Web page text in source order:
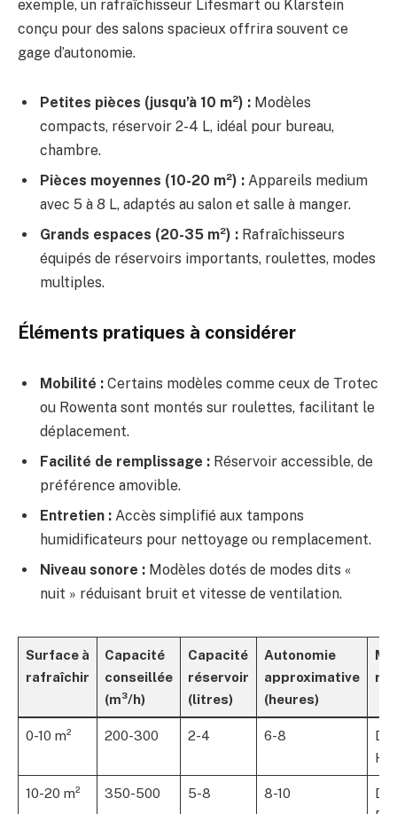
exemple, un rafraîchisseur Lifesmart ou Klarstein
conçu pour des salons spacieux offrira souvent ce
gage d’autonomie.
Petites pièces (jusqu’à 10 m²) : Modèles
compacts, réservoir 2-4 L, idéal pour bureau,
chambre.
Pièces moyennes (10-20 m²) : Appareils medium
avec 5 à 8 L, adaptés au salon et salle à manger.
Grands espaces (20-35 m²) : Rafraîchisseurs
équipés de réservoirs importants, roulettes, modes
multiples.
Éléments pratiques à considérer
Mobilité : Certains modèles comme ceux de Trotec
ou Rowenta sont montés sur roulettes, facilitant le
déplacement.
Facilité de remplissage : Réservoir accessible, de
préférence amovible.
Entretien : Accès simplifié aux tampons
humidificateurs pour nettoyage ou remplacement.
Niveau sonore : Modèles dotés de modes dits «
nuit » réduisant bruit et vitesse de ventilation.
Surface à
rafraîchir
Capacité
conseillée
(m³/h)
Capacité
réservoir
(litres)
Autonomie
approximative
(heures)
0-10 m² 200-300 2-4 6-8
10-20 m² 350-500 5-8 8-10